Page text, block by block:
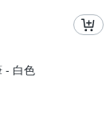
- 白色